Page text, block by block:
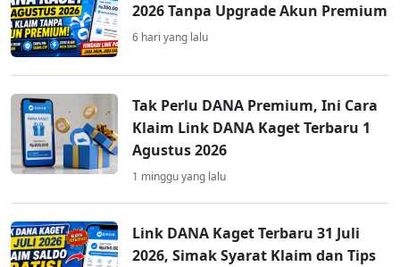
2026 Tanpa Upgrade Akun Premium
6 hari yang lalu
Tak Perlu DANA Premium, Ini Cara
Klaim Link DANA Kaget Terbaru 1
Agustus 2026
1 minggu yang lalu
Link DANA Kaget Terbaru 31 Juli
2026, Simak Syarat Klaim dan Tips